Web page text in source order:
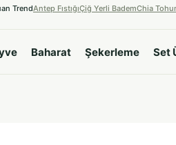
TrendAntep FıstığıÇiğ Yerli BademChia
Baharat Şekerleme Set